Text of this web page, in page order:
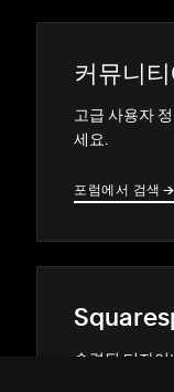
커뮤니티
고급 사용자
세요.
포럼에서 검색 →
→
숙련된 디자